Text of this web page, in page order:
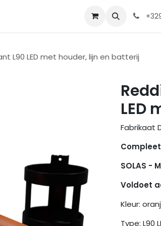
L90 LED met houder, lijn en batterij
LED
Fabrikaat
SOLAS -
Voldoet
Kleur:
Type: L90